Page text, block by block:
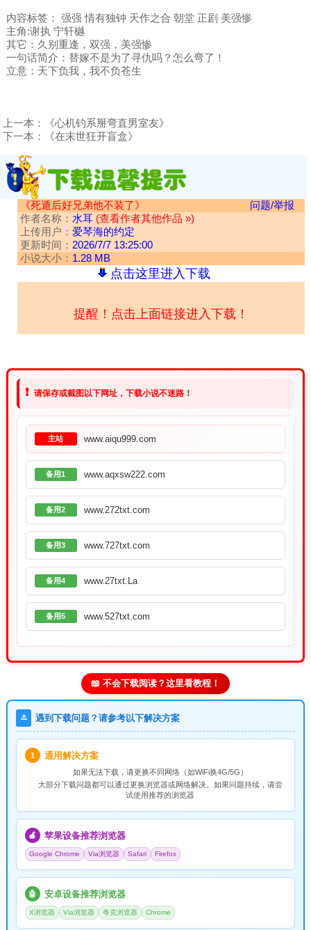
内容标签： 强强 情有独钟 天作之合 朝堂 正剧 美强惨
主角:谢执 宁轩樾
其它：久别重逢，双强，美强惨
一句话简介：替嫁不是为了寻仇吗？怎么弯了！
立意：天下负我，我不负苍生
上一本：
《心机钓系掰弯直男室友》
下一本：
《在末世狂开盲盒》
《死遁后好兄弟他不装了》
问题/举报
作者名称： 水耳 (查看作者其他作品 »)
上传用户： 爱琴海的约定
更新时间： 2026/7/7 13:25:00
小说大小： 1.28 MB
点击这里进入下载
提醒！点击上面链接进入下载！
❗ 请保存或截图以下网址，下载小说不迷路！
主站 www.aiqu999.com
备用1 www.aqxsw222.com
备用2 www.272txt.com
备用3 www.727txt.com
备用4 www.27txt.La
备用5 www.527txt.com
📖 不会下载阅读？这里看教程！
⚠️ 遇到下载问题？请参考以下解决方案
1 通用解决方案
如果无法下载，请更换不同网络（如WiFi换4G/5G）
大部分下载问题都可以通过更换浏览器或网络解决。如果问题持续，请尝
试使用推荐的浏览器
🍎 苹果设备推荐浏览器
Google Chrome Via浏览器 Safari Firefox
🤖 安卓设备推荐浏览器
X浏览器 Via浏览器 夸克浏览器 Chrome